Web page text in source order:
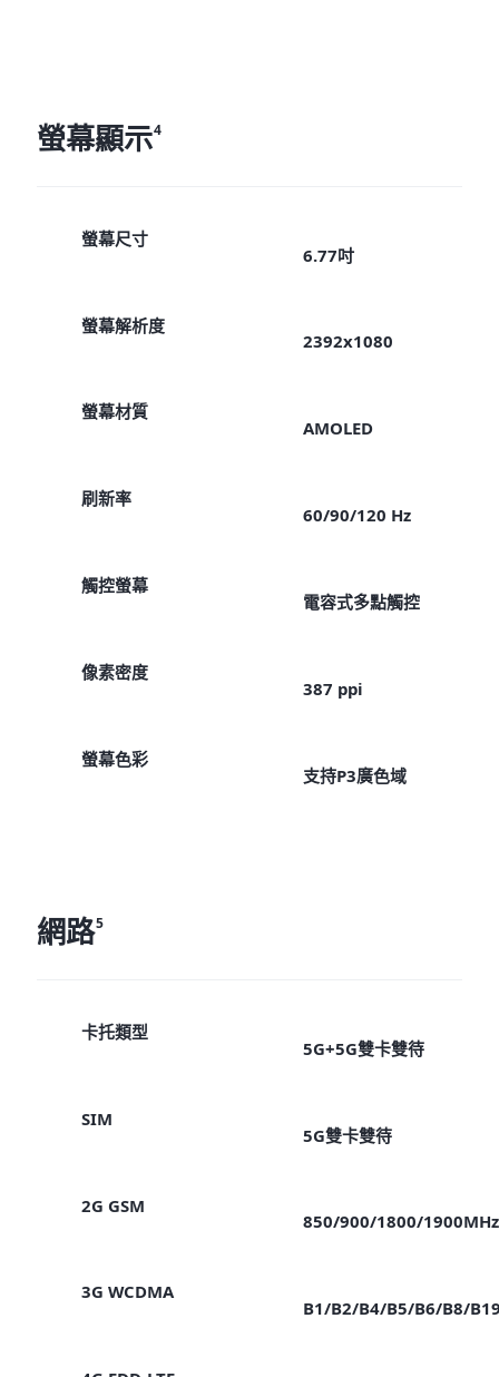
螢幕顯示4
螢幕尺寸
6.77吋
螢幕解析度
2392x1080
螢幕材質
AMOLED
刷新率
60/90/120 Hz
觸控螢幕
電容式多點觸控
像素密度
387 ppi
螢幕色彩
支持P3廣色域
網路5
卡托類型
5G+5G雙卡雙待
SIM
5G雙卡雙待
2G GSM
850/900/1800/1900MHz
3G WCDMA
B1/B2/B4/B5/B6/B8/